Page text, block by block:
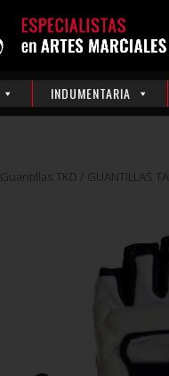
INDUMENTARIA
Guantillas TKD / GUANTILLAS